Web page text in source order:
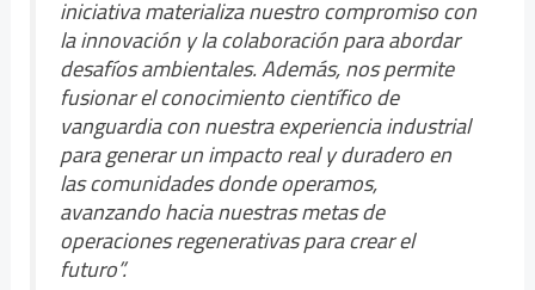
iniciativa materializa nuestro compromiso con
la innovación y la colaboración para abordar
desafíos ambientales. Además, nos permite
fusionar el conocimiento científico de
vanguardia con nuestra experiencia industrial
para generar un impacto real y duradero en
las comunidades donde operamos,
avanzando hacia nuestras metas de
operaciones regenerativas para crear el
futuro”.